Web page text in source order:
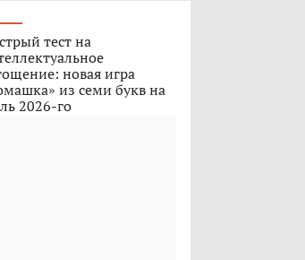
тест на
новая игра
из семи букв на
2026-го